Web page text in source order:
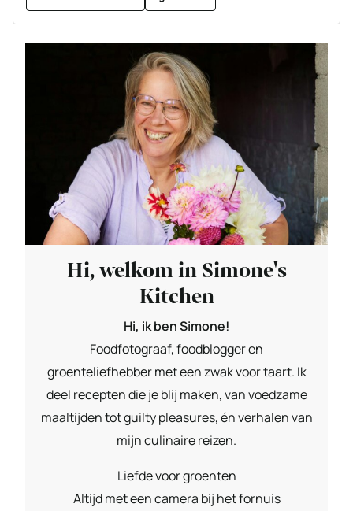
Hi, welkom in Simone's
Kitchen
Hi, ik ben Simone!
Foodfotograaf, foodblogger en
groenteliefhebber met een zwak voor taart. Ik
deel recepten die je blij maken, van voedzame
maaltijden tot guilty pleasures, én verhalen van
mijn culinaire reizen.
Liefde voor groenten
Altijd met een camera bij het fornuis